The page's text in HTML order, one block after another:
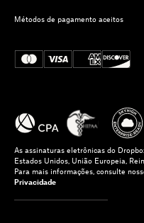
Métodos de pagamento aceitos
As assinaturas eletrônicas do
Estados Unidos, União Europeia,
Para mais informações, consulte
Privacidade